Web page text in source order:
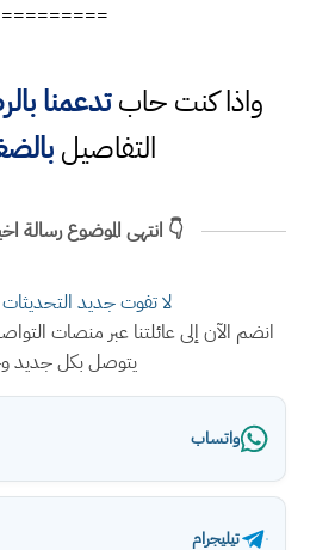
واذا كنت حابتدعمنا
التفاصيل
👇 انتهى الموضوع رسالة
لا تفوت جديد
انضم الآن إلى عائلتنا عبر منصات
يتوصل بكل جديد
واتساب
تيليجرام